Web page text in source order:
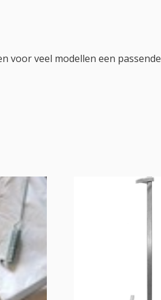
voor veel modellen een passende